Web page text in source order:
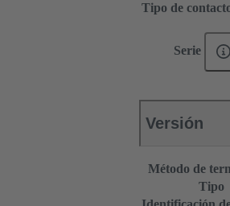
Tipo de
Serie
Versión
Método de
Tipo